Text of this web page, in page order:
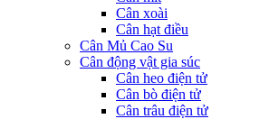
Cân xoài
Cân hạt điều
Cân Mủ Cao Su
Cân động vật gia súc
Cân heo điện tử
Cân bò điện tử
Cân trâu điện tử